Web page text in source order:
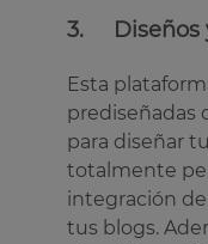
3. Diseños
Esta
prediseñadas
para diseñar
totalmente
integración
tus blogs.